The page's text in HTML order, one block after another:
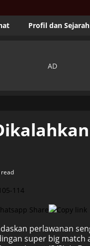
Profil dan Sejarah
perlawanan
super big match